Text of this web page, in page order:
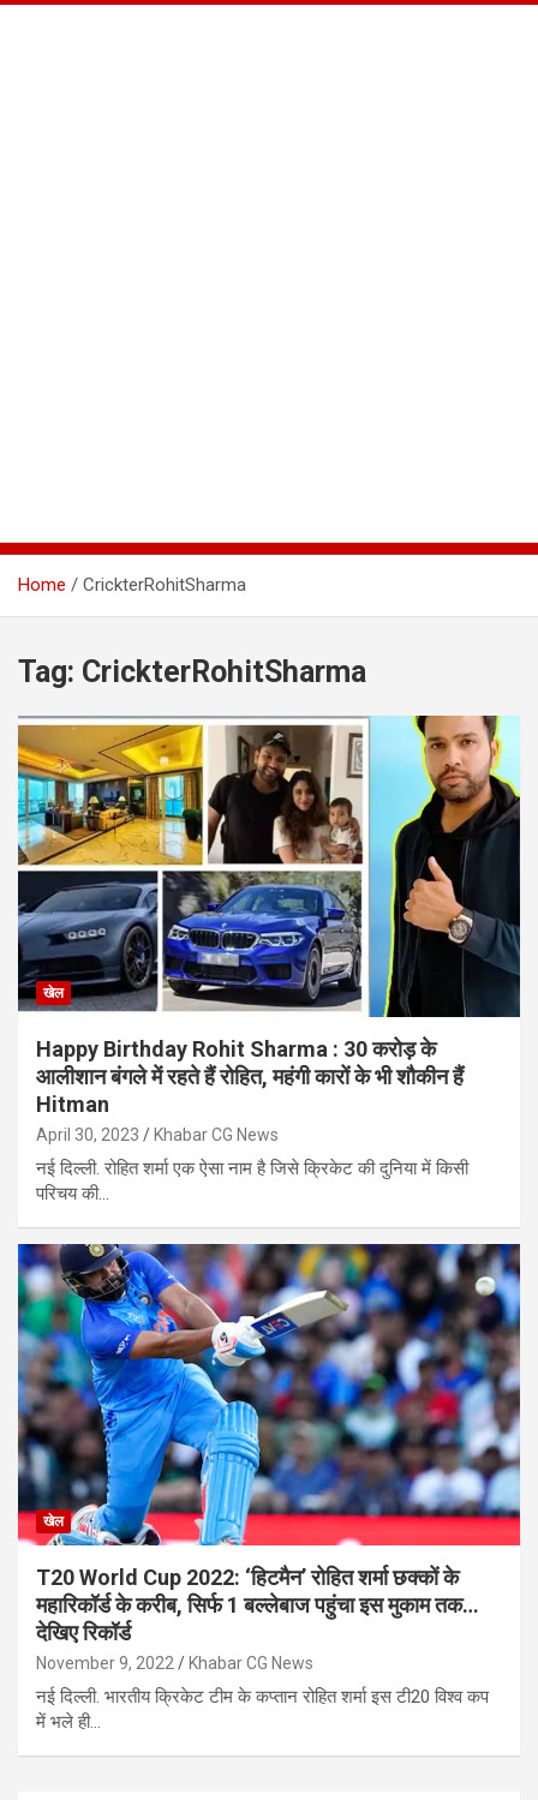
Home CrickterRohitSharma
Tag: CrickterRohitSharma
खेल
Happy Birthday Rohit Sharma : 30 करोड़ के
आलीशान बंगले में रहते हैं रोहित, महंगी कारों के भी शौकीन हैं
Hitman
April 30, 2023 Khabar CG News
नई दिल्ली. रोहित शर्मा एक ऐसा नाम है जिसे क्रिकेट की दुनिया में किसी
परिचय की…
खेल
T20 World Cup 2022: ‘हिटमैन’ रोहित शर्मा छक्कों के
महारिकॉर्ड के करीब, सिर्फ 1 बल्लेबाज पहुंचा इस मुकाम तक…
देखिए रिकॉर्ड
November 9, 2022 Khabar CG News
नई दिल्ली. भारतीय क्रिकेट टीम के कप्तान रोहित शर्मा इस टी20 विश्व कप
में भले ही…